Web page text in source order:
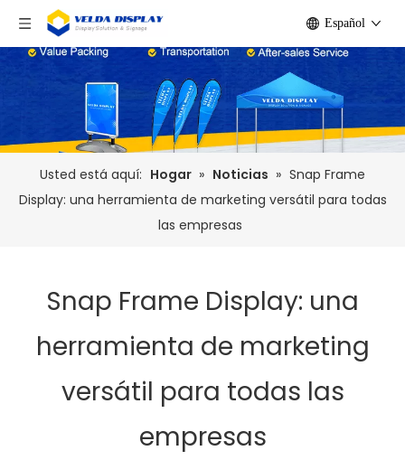
Español
Usted está aquí: Hogar » Noticias » Snap Frame
Display: una herramienta de marketing versátil para todas
las empresas
Snap Frame Display: una
herramienta de marketing
versátil para todas las
empresas